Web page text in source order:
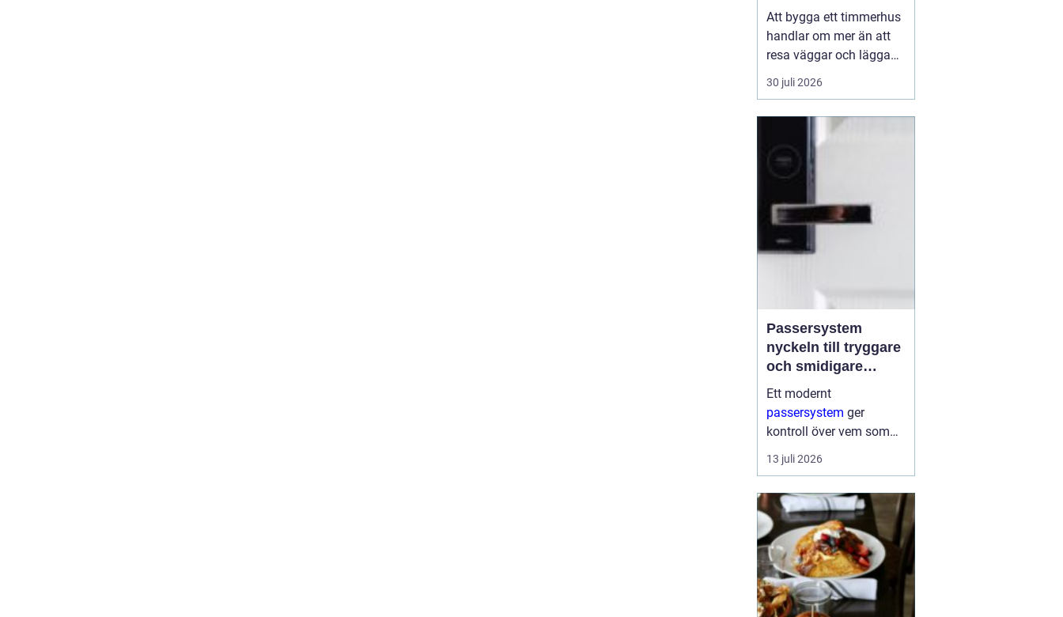
moderna behov
Att bygga ett timmerhus
handlar om mer än att
resa väggar och lägga
ett tak. Ett timmerhus är
ett långsiktigt hem,
som andas, åldras
vackert och ger en varm,
ombonad känsla.
att fler söker hållbara
boen...
30 juli 2026
Passersystem
nyckeln till tryggare
och smidigare
tillträde
Ett modernt
passersystem ger
kontroll över vem som
får komma in i en
byggnad, när de får
utrymmen. I stället för
fysiska nycklar används
ofta brickor, kort,...
13 juli 2026